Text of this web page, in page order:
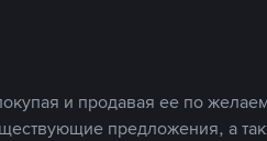
и продавая ее по
предложения, а